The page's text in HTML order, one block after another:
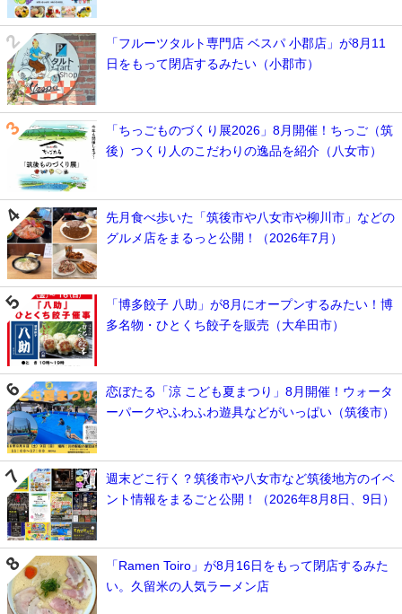
「フルーツタルト専門店 ベスパ 小郡店」が8月11
日をもって閉店するみたい（小郡市）
「ちっごものづくり展2026」8月開催！ちっご（筑
後）つくり人のこだわりの逸品を紹介（八女市）
先月食べ歩いた「筑後市や八女市や柳川市」などの
グルメ店をまるっと公開！（2026年7月）
「博多餃子 八助」が8月にオープンするみたい！博
多名物・ひとくち餃子を販売（大牟田市）
恋ぼたる「涼 こども夏まつり」8月開催！ウォータ
ーパークやふわふわ遊具などがいっぱい（筑後市）
週末どこ行く？筑後市や八女市など筑後地方のイベ
ント情報をまるごと公開！（2026年8月8日、9日）
「Ramen Toiro」が8月16日をもって閉店するみた
い。久留米の人気ラーメン店